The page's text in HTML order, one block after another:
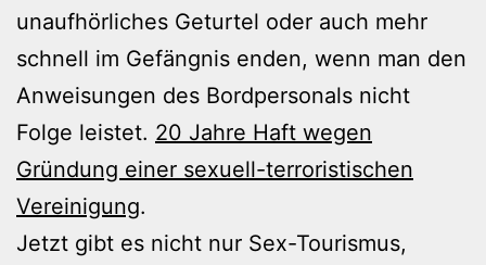
unaufhörliches Geturtel oder auch mehr
schnell im Gefängnis enden, wenn man den
Anweisungen des Bordpersonals nicht
Folge leistet. 20 Jahre Haft wegen
Gründung einer sexuell-terroristischen
Vereinigung.
Jetzt gibt es nicht nur Sex-Tourismus,